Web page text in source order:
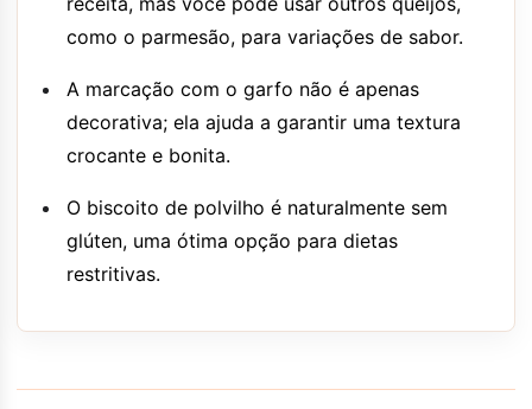
como o parmesão, para variações de sabor.
A marcação com o garfo não é apenas
decorativa; ela ajuda a garantir uma textura
crocante e bonita.
O biscoito de polvilho é naturalmente sem
glúten, uma ótima opção para dietas
restritivas.